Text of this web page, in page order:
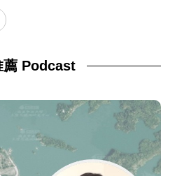
薦 Podcast